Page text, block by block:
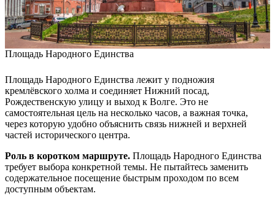
Площадь Народного Единства
Площадь Народного Единства лежит у подножия
кремлёвского холма и соединяет Нижний посад,
Рождественскую улицу и выход к Волге. Это не
самостоятельная цель на несколько часов, а важная точка,
через которую удобно объяснить связь нижней и верхней
частей исторического центра.
Роль в коротком маршруте. Площадь Народного Единства
требует выбора конкретной темы. Не пытайтесь заменить
содержательное посещение быстрым проходом по всем
доступным объектам.